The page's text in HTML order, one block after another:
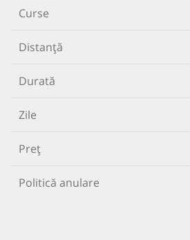
Curse
Distanță
Durată
Zile
Preț
Politică anulare